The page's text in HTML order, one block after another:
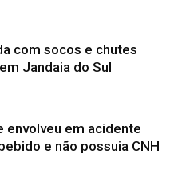
com socos e chutes
Jandaia do Sul
envolveu em acidente
e não possuia CNH